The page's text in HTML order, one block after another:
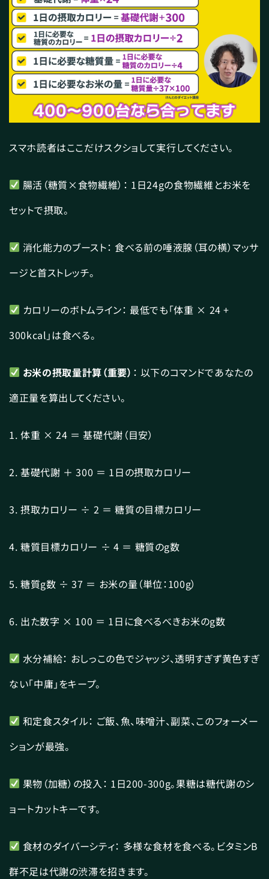
スマホ読者はここだけスクショして実行してください。
腸活（糖質×食物繊維）： 1日24gの食物繊維とお米を
セットで摂取。
消化能力のブースト： 食べる前の唾液腺（耳の横）マッサ
ージと首ストレッチ。
カロリーのボトムライン： 最低でも「体重 × 24 +
300kcal」は食べる。
お米の摂取量計算（重要） ： 以下のコマンドであなたの
適正量を算出してください。
1. 体重 × 24 ＝ 基礎代謝（目安）
2. 基礎代謝 ＋ 300 ＝ 1日の摂取カロリー
3. 摂取カロリー ÷ 2 ＝ 糖質の目標カロリー
4. 糖質目標カロリー ÷ 4 ＝ 糖質のg数
5. 糖質g数 ÷ 37 ＝ お米の量（単位：100g）
6. 出た数字 × 100 ＝ 1日に食べるべきお米のg数
水分補給： おしっこの色でジャッジ、透明すぎず黄色すぎ
ない「中庸」をキープ。
和定食スタイル： ご飯、魚、味噌汁、副菜、このフォーメー
ションが最強。
果物（加糖）の投入： 1日200-300g。果糖は糖代謝のシ
ョートカットキーです。
食材のダイバーシティ： 多様な食材を食べる。ビタミンB
群不足は代謝の渋滞を招きます。